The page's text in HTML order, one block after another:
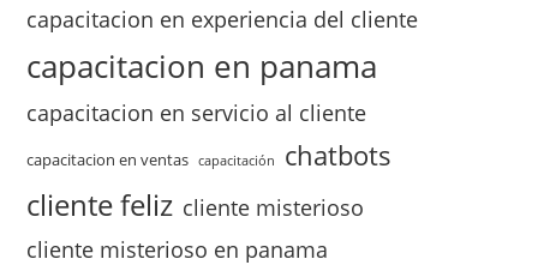
capacitacion en experiencia del cliente
capacitacion en panama
capacitacion en servicio al cliente
capacitacion en ventas capacitación chatbots
cliente feliz cliente misterioso
cliente misterioso en panama